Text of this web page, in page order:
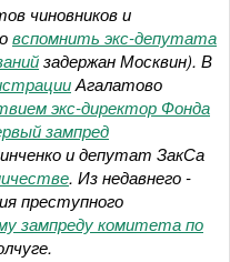
чиновников и
вспомнить экс-депутата
задержан Москвин). В
Агалатово
экс-директор Фонда
зампред
идепутат ЗакСа
. Из недавнего -
преступного
зампреду комитета по
.